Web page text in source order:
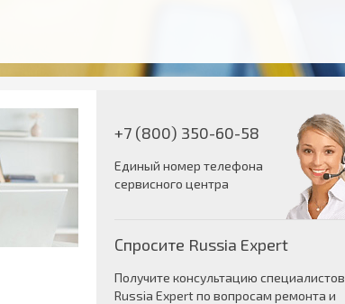
+7 (800) 350-60-58
Единый номер телефона
сервисного центра
Спросите Russia Expert
Получите консультацию специалистов
Russia Expert по вопросам ремонта и